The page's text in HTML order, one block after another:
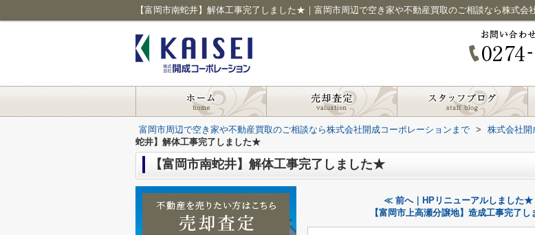
【富岡市南蛇井】解体工事完了しました★｜富岡市周辺で空き家や不動産買取のご相談なら株式会
富岡市周辺で空き家や不動産買取のご相談なら株式会社開成コーポレーションまで > 株式会社開
蛇井】解体工事完了しました★
【富岡市南蛇井】解体工事完了しました★
≪ 前へ｜HPリニューアルしました★
【富岡市上高瀬分譲地】造成工事完了